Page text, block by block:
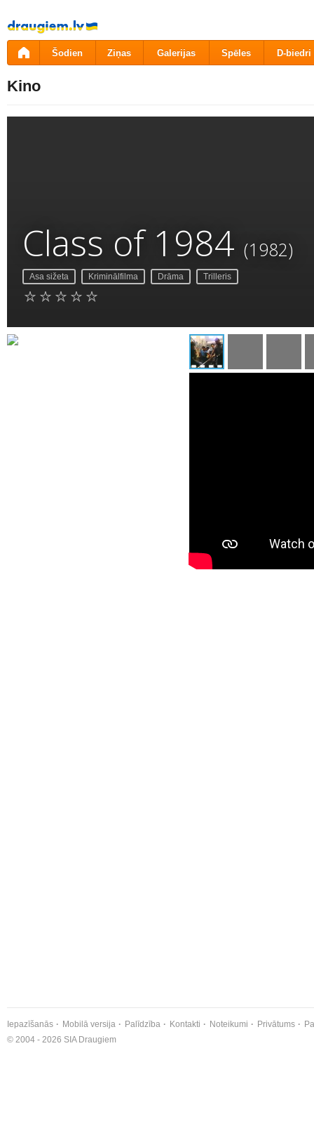
Pāriet
uz
saturu
Šodien Ziņas Galerijas Spēles D-biedri
Kino
Class of 1984 (1982)
Asa sižeta Kriminālfilma Drāma Trilleris
Iepazīšanās Mobilā versija Palīdzība Kontakti Noteikumi Privātums
© 2004 - 2026 SIA Draugiem